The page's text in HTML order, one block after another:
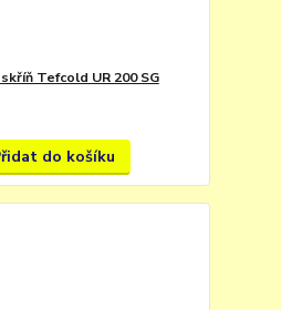
Tefcold UR 200 SG
do košíku